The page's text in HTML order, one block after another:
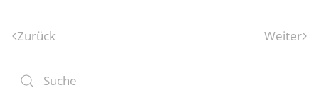
Zurück Weiter